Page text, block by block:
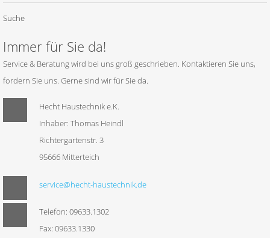
Suche
Immer für Sie da!
Service & Beratung wird bei uns groß geschrieben. Kontaktieren Sie uns,
fordern Sie uns. Gerne sind wir für Sie da.
Hecht Haustechnik e.K.
Inhaber: Thomas Heindl
Richtergartenstr. 3
95666 Mitterteich
service@hecht-haustechnik.de
Telefon: 09633.1302
Fax: 09633.1330